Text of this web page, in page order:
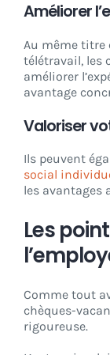
Améliorer
Au même
télétravail, les
améliorer
avantage
Valoriser
Ils peuvent
social
les avantages
Les
Comme tout
chèques-
rigoureuse.